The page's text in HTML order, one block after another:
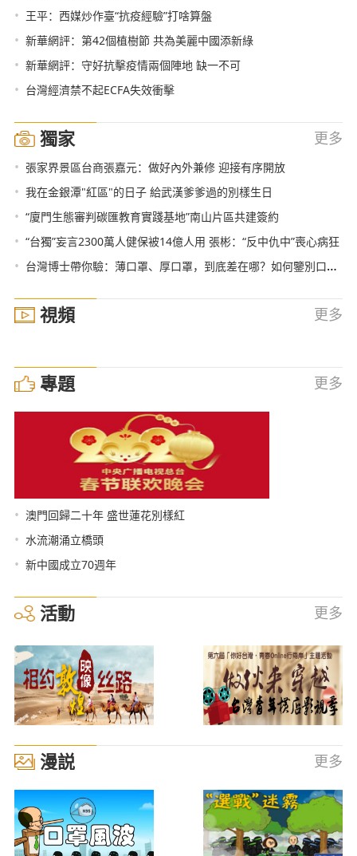
• 王平：西媒炒作臺“抗疫經驗”打啥算盤
• 新華網評：第42個植樹節 共為美麗中國添新綠
• 新華網評：守好抗擊疫情兩個陣地 缺一不可
• 台灣經濟禁不起ECFA失效衝擊
獨家 更多
• 張家界景區台商張嘉元：做好內外兼修 迎接有序開放
• 我在金銀潭"紅區"的日子 給武漢爹爹過的別樣生日
• “廈門生態審判碳匯教育實踐基地”南山片區共建簽約
• “台獨”妄言2300萬人健保被14億人用 張彬：“反中仇中”喪心病狂
• 台灣博士帶你驗：薄口罩、厚口罩，到底差在哪？如何鑒別口罩真偽？
視頻 更多
專題 更多
• 澳門回歸二十年 盛世蓮花別樣紅
• 水流潮涌立橋頭
• 新中國成立70週年
活動 更多
漫説 更多